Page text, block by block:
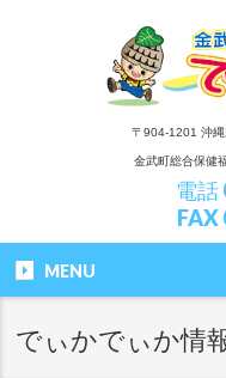
〒904-1201 沖
金武町総合保健
電話
FAX
MENU
でぃかでぃか情